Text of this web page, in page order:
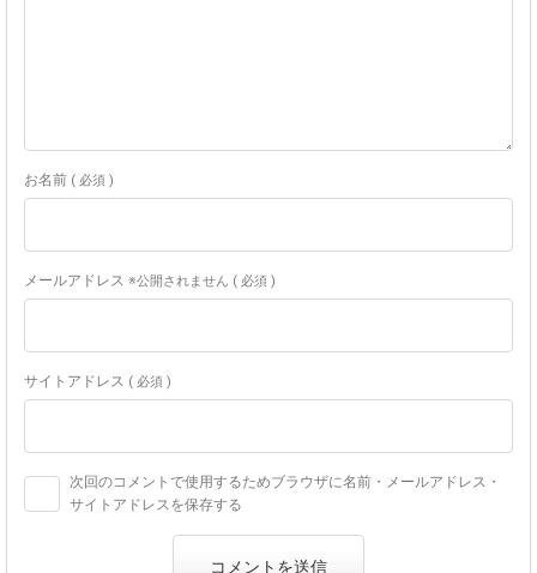
お名前 ( 必須 )
メールアドレス ※公開されません ( 必須 )
サイトアドレス ( 必須 )
次回のコメントで使用するためブラウザに名前・メールアドレス・
サイトアドレスを保存する